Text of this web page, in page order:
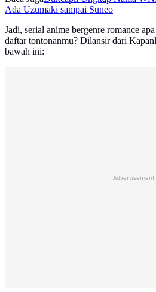
Ada Uzumaki sampai Suneo
Jadi, serial anime bergenre romance
daftar tontonanmu? Dilansir dari
bawah ini:
Advertisement